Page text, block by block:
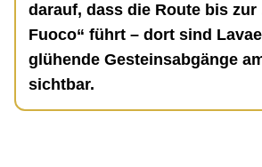
darauf, dass die Route bis zur
Fuoco“ führt – dort sind
glühende Gesteinsabgänge
sichtbar.